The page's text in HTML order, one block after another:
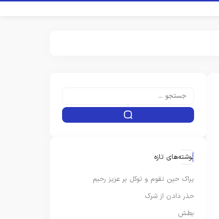
نوشته‌های تازه
یراک حین تقوم و توکل بر عزیز رحیم
حذر دادن از شرک
بطش